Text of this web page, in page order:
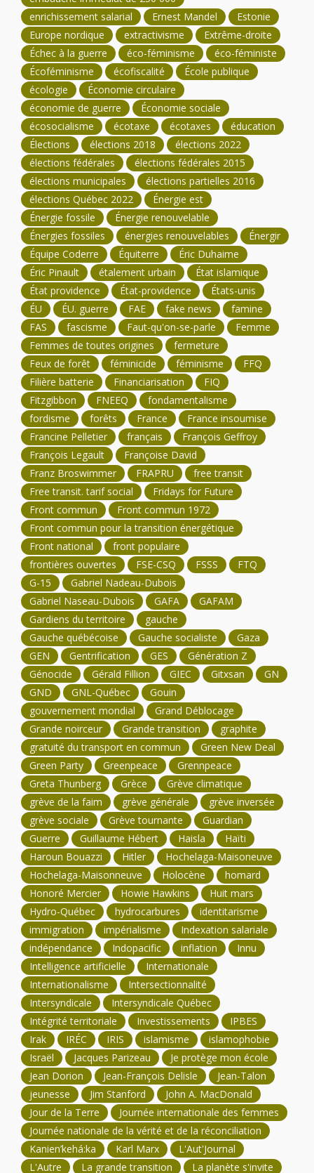
enrichissement salarial
Ernest Mandel
Estonie
Europe nordique
extractivisme
Extrême-droite
Échec à la guerre
éco-féminisme
éco-féministe
Écoféminisme
écofiscalité
École publique
écologie
Économie circulaire
économie de guerre
Économie sociale
écosocialisme
écotaxe écotaxes
éducation
Élections
élections 2018
élections 2022
élections fédérales
élections fédérales 2015
élections municipales
élections partielles 2016
élections Québec 2022
Énergie est
Énergie fossile
Énergie renouvelable
Énergies fossiles
énergies renouvelables
Énergir
Équipe Coderre
Équiterre
Éric Duhaime
Éric Pinault
étalement urbain
État islamique
État providence
État-providence
États-unis
ÉU
ÉU. guerre FAE fake news
famine
FAS
fascisme Faut-qu'on-se-parle
Femme
Femmes de toutes origines
fermeture
Feux de forêt
féminicide féminisme
FFQ
Filière batterie
Financiarisation
FIQ
Fitzgibbon
FNEEQ
fondamentalisme
fordisme
forêts France
France insoumise
Francine Pelletier
français
François Geffroy
François Legault
Françoise David
Franz Broswimmer
FRAPRU
free transit
Free transit. tarif social
Fridays for Future
Front commun
Front commun 1972
Front commun pour la transition énergétique
Front national
front populaire
frontières ouvertes
FSE-CSQ FSSS
FTQ
G-15
Gabriel Nadeau-Dubois
Gabriel Naseau-Dubois
GAFA
GAFAM
Gardiens du territoire
gauche
Gauche québécoise
Gauche socialiste
Gaza
GEN
Gentrification GES
Génération Z
Génocide
Gérald Fillion GIEC Gitxsan
GN
GND
GNL-Québec
Gouin
gouvernement mondial
Grand Déblocage
Grande noirceur
Grande transition
graphite
gratuité du transport en commun
Green New Deal
Green Party
Greenpeace
Grennpeace
Greta Thunberg
Grèce
Grève climatique
grève de la faim
grève générale
grève inversée
grève sociale
Grève tournante
Guardian
Guerre
Guillaume Hébert Haisla
Haïti
Haroun Bouazzi
Hitler
Hochelaga-Maisoneuve
Hochelaga-Maisonneuve
Holocène
homard
Honoré Mercier
Howie Hawkins
Huit mars
Hydro-Québec
hydrocarbures
identitarisme
immigration
impérialisme
Indexation salariale
indépendance
Indopacific inflation
Innu
Intelligence artificielle
Internationale
Internationalisme
Intersectionnalité
Intersyndicale
Intersyndicale Québec
Intégrité territoriale
Investissements
IPBES
Irak
IRÉC IRIS islamisme
islamophobie
Israël
Jacques Parizeau
Je protège mon école
Jean Dorion
Jean-François Delisle
Jean-Talon
jeunesse
Jim Stanford
John A. MacDonald
Jour de la Terre
Journée internationale des femmes
Journée nationale de la vérité et de la réconciliation
Kanien’kehá:ka
Karl Marx
L'Aut'Journal
L'Autre
La grande transition La planète s'invite